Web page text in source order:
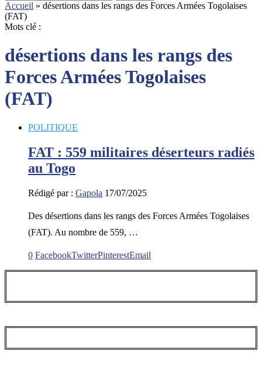
Accueil » désertions dans les rangs des Forces Armées Togolaises
(FAT)
Mots clé :
désertions dans les rangs des
Forces Armées Togolaises
(FAT)
POLITIQUE
FAT : 559 militaires déserteurs radiés
au Togo
Rédigé par : Gapola 17/07/2025
Des désertions dans les rangs des Forces Armées Togolaises
(FAT). Au nombre de 559, …
0 FacebookTwitterPinterestEmail